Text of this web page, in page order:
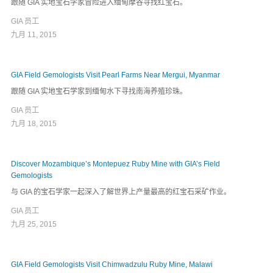
跟随 GIA 实地宝石学家冒险进入缅甸摩谷寻找红宝石。
GIA 员工
九月 11, 2015
GIA Field Gemologists Visit Pearl Farms Near Mergui, Myanmar
跟随 GIA 实地宝石学家到缅甸水下寻找南海养殖珍珠。
GIA 员工
九月 18, 2015
Discover Mozambique’s Montepuez Ruby Mine with GIA’s Field
Gemologists
与 GIA 的宝石学家一起深入了解世界上产量最高的红宝石采矿作业。
GIA 员工
九月 25, 2015
GIA Field Gemologists Visit Chimwadzulu Ruby Mine, Malawi